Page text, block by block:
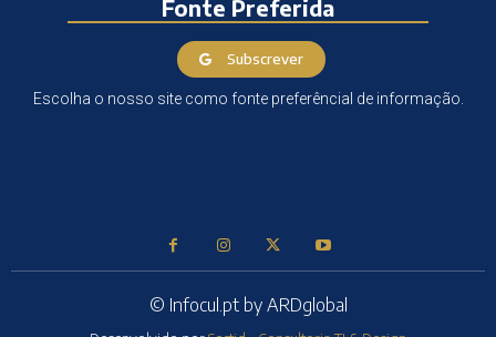
Fonte Preferida
Subscrever
Escolha o nosso site como fonte preferêncial de informação.
© Infocul.pt by ARDglobal